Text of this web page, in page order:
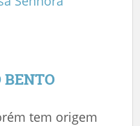
BENTO
tem origem